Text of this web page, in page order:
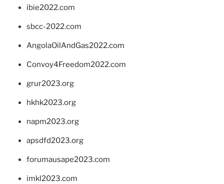
ibie2022.com
sbcc-2022.com
AngolaOilAndGas2022.com
Convoy4Freedom2022.com
grur2023.org
hkhk2023.org
napm2023.org
apsdfd2023.org
forumausape2023.com
imkl2023.com